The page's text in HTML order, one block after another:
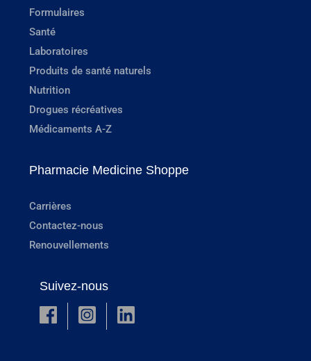
Formulaires
Santé
Laboratoires
Produits de santé naturels
Nutrition
Drogues récréatives
Médicaments A-Z
Pharmacie Medicine Shoppe
Carrières
Contactez-nous
Renouvellements
Suivez-nous